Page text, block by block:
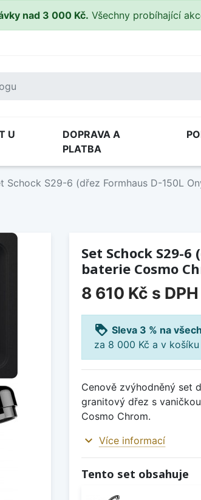
nad 3 000 Kč. Všechny probíhající
U
DOPRAVA A
PLATBA
Schock S29-6 (dřez Formhaus D-150L
Set Schock S29-
baterie Cosmo
8 610 Kč s DPH
loyalty Sleva 3 % na
za 8 000 Kč a v
Cenově zvýhodněný set
granitový dřez s
Cosmo Chrom.
expand_more Více informací
Tento set obsahuje